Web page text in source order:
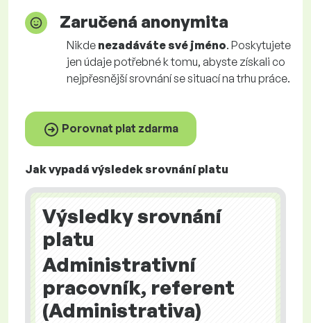
Zaručená anonymita
Nikde nezadáváte své jméno. Poskytujete
jen údaje potřebné k tomu, abyste získali co
nejpřesnější srovnání se situací na trhu práce.
Porovnat plat zdarma
Jak vypadá výsledek srovnání platu
Výsledky srovnání
platu
Administrativní
pracovník, referent
(Administrativa)